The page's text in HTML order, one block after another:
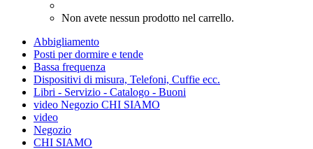
Non avete nessun prodotto nel carrello.
Abbigliamento
Posti per dormire e tende
Bassa frequenza
Dispositivi di misura, Telefoni, Cuffie ecc.
Libri - Servizio - Catalogo - Buoni
video Negozio CHI SIAMO
video
Negozio
CHI SIAMO